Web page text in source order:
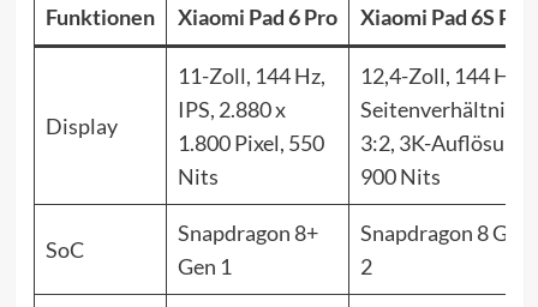
Funktionen Xiaomi Pad 6 Pro Xiaomi Pad 6S Pro
Display
11-Zoll, 144 Hz,
IPS, 2.880 x
1.800 Pixel, 550
Nits
12,4-Zoll, 144 Hz,
Seitenverhältnis
3:2, 3K-Auflösung,
900 Nits
SoC
Snapdragon 8+
Gen 1
Snapdragon 8 Gen
2